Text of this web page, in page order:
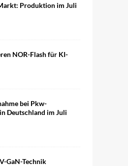
Produktion im Juli
NOR-Flash für KI-
bei Pkw-
Deutschland im Juli
GaN-Technik